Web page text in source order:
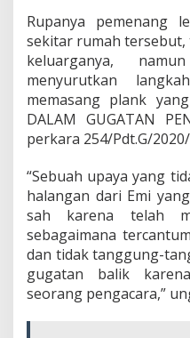
Rupanya pemenang
sekitar rumah
keluarganya,
menyurutkan
memasang plank
DALAM GUGATAN
perkara 254/Pdt.G/
“Sebuah upaya yang
halangan dari Emi
sah karena telah
sebagaimana
dan tidak tanggung-
gugatan balik
seorang pengacara,”